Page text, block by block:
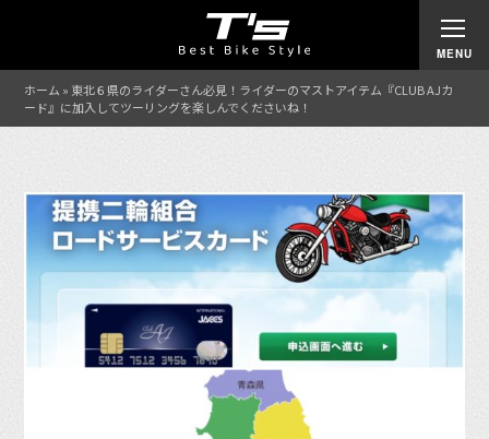
ホーム » 東北６県のライダーさん必見！ライダーのマストアイテム『CLUB AJカ
ード』に加入してツーリングを楽しんでくださいね！